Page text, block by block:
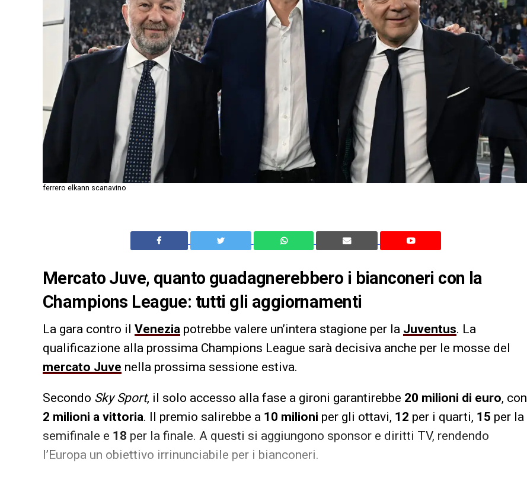
ferrero elkann scanavino
Mercato Juve, quanto guadagnerebbero i bianconeri con la
Champions League: tutti gli aggiornamenti
La gara contro il Venezia potrebbe valere un’intera stagione per la Juventus. La
qualificazione alla prossima Champions League sarà decisiva anche per le mosse del
mercato Juve nella prossima sessione estiva.
Secondo Sky Sport, il solo accesso alla fase a gironi garantirebbe 20 milioni di euro, con
2 milioni a vittoria. Il premio salirebbe a 10 milioni per gli ottavi, 12 per i quarti, 15 per la
semifinale e 18 per la finale. A questi si aggiungono sponsor e diritti TV, rendendo
l’Europa un obiettivo irrinunciabile per i bianconeri.